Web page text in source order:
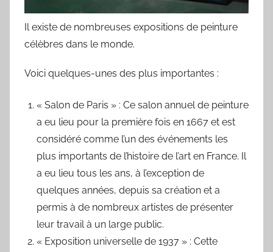
Il existe de nombreuses expositions de peinture
célèbres dans le monde.
Voici quelques-unes des plus importantes :
« Salon de Paris » : Ce salon annuel de peinture
a eu lieu pour la première fois en 1667 et est
considéré comme l’un des événements les
plus importants de l’histoire de l’art en France. Il
a eu lieu tous les ans, à l’exception de
quelques années, depuis sa création et a
permis à de nombreux artistes de présenter
leur travail à un large public.
« Exposition universelle de 1937 » : Cette